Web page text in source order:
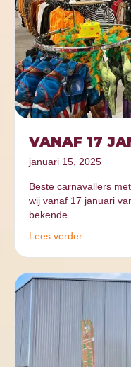
VANAF 17
januari 15, 2025
Beste carnavallers
wij vanaf 17 januari
bekende…
Lees verder...